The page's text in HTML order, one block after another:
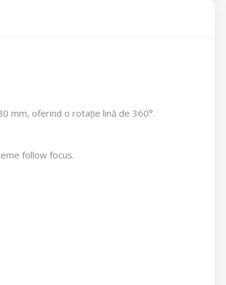
mm, oferind o rotație lină de 360°.
follow focus.